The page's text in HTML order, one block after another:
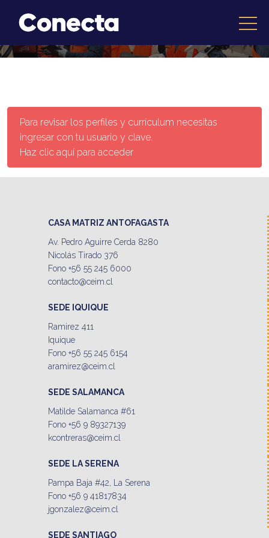
Para revisar los perfiles y currículum necesitas
ingresar con tu usuario y clave.
Haz clic aquí para acceder
CASA MATRIZ ANTOFAGASTA
Av. Pedro Aguirre Cerda 8280
Nicolás Tirado 376
Fono +56 55 245 6000
contacto@ceim.cl
SEDE IQUIQUE
Ramirez 411
Iquique
Fono +56 55 245 6154
aramirez@ceim.cl
SEDE SALAMANCA
Matilde Salamanca #61
Fono +56 9 89327139
kcontreras@ceim.cl
SEDE LA SERENA
Pampa Baja #42, La Serena
Fono +56 9 41817834
jgonzalez@ceim.cl
SEDE SANTIAGO